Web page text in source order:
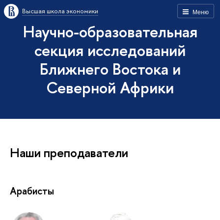
Меню
Высшая школа экономики
Научно-образовательная
секция исследований
Ближнего Востока и
Северной Африки
Наши преподаватели
Арабисты